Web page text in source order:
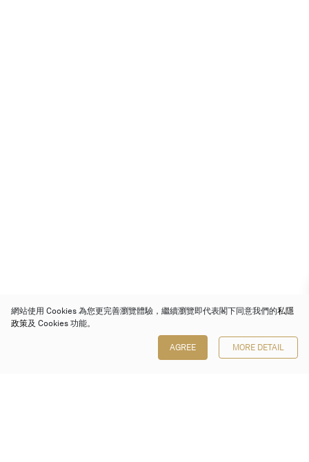
網站使用 Cookies 為您更完善瀏覽體驗，繼續瀏覽即代表閣下同意我們的私隱
政策及 Cookies 功能。
AGREE MORE DETAIL